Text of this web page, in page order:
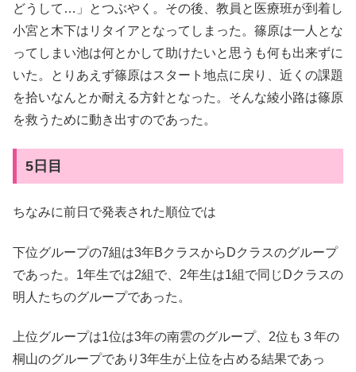
どうして…」とつぶやく。その後、教員と医療班が到着し
小宮と木下はリタイアとなってしまった。篠原は一人とな
ってしまい池は何とかして助けたいと思うも何も出来ずに
いた。とりあえず篠原はスタート地点に戻り、近くの課題
を拾いなんとか耐える方針となった。そんな綾小路は篠原
を救うために動き出すのであった。
5日目
ちなみに前日で発表された順位では
下位グループの7組は3年BクラスからDクラスのグループ
であった。1年生では2組で、2年生は1組で同じDクラスの
明人たちのグループであった。
上位グループは1位は3年の南雲のグループ、2位も３年の
桐山のグループであり3年生が上位を占める結果であっ